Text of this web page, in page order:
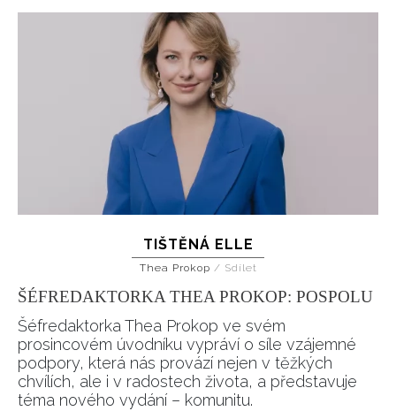
NEWSLETTER
TIŠTĚNÁ ELLE
Thea Prokop / Sdílet
ŠÉFREDAKTORKA THEA PROKOP: POSPOLU
Šéfredaktorka Thea Prokop ve svém
prosincovém úvodníku vypráví o síle vzájemné
podpory, která nás provází nejen v těžkých
chvílích, ale i v radostech života, a představuje
téma nového vydání – komunitu.